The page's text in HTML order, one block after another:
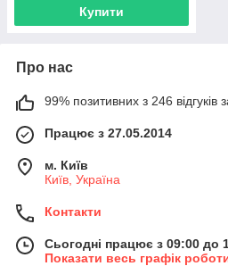
Купити
Про нас
99% позитивних з 246 відгуків
Працює з 27.05.2014
м. Київ
Київ, Україна
Контакти
Сьогодні працює з 09:00 до
Показати весь графік